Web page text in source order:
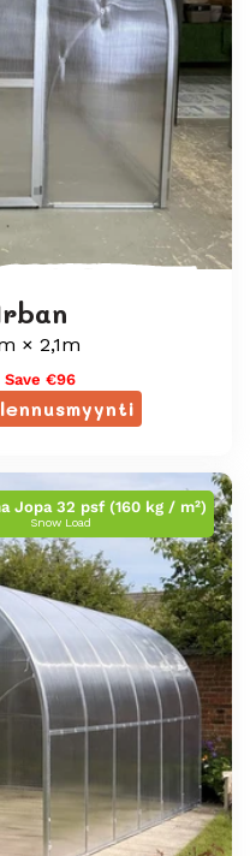
× 2,1m
Save €96
Jopa 32 psf (160 kg / m²)
Snow Load